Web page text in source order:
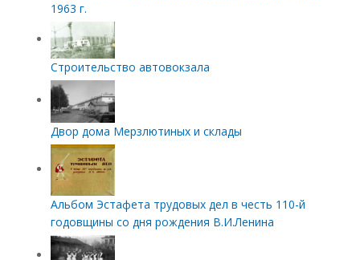
1963 г.
Строительство автовокзала
Двор дома Мерзлютиных и склады
Альбом Эстафета трудовых дел в честь 110-й
годовщины со дня рождения В.И.Ленина